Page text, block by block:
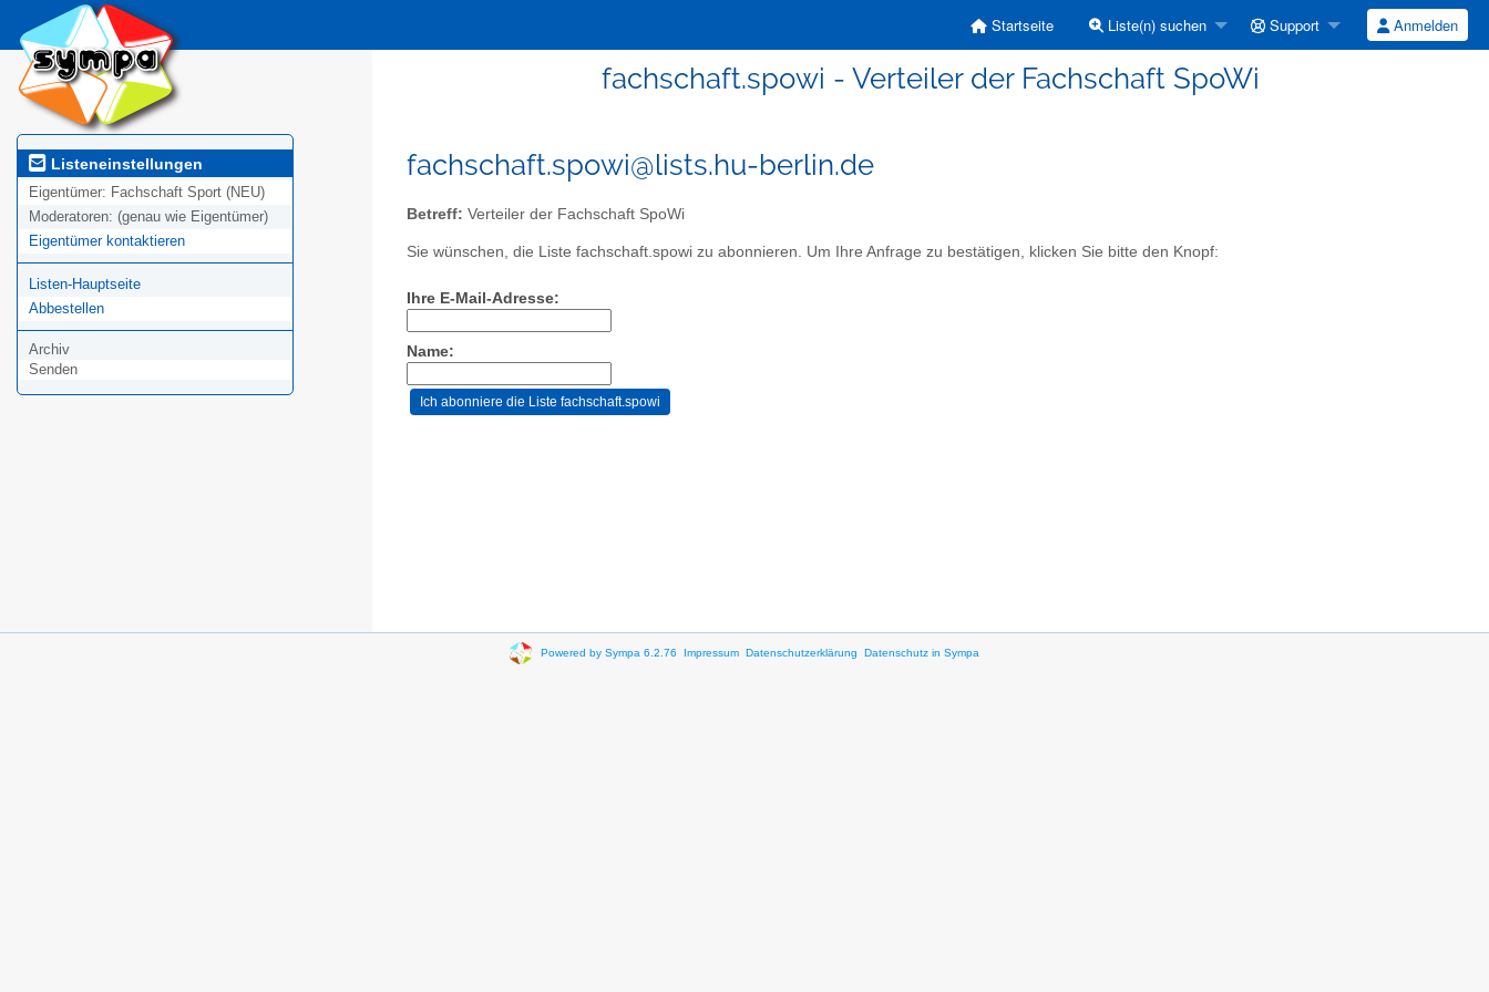
Startseite Liste(n) suchen Support Anmelden
fachschaft.spowi - Verteiler der Fachschaft SpoWi
Listeneinstellungen
Eigentümer: Fachschaft Sport (NEU)
Moderatoren: (genau wie Eigentümer)
Eigentümer kontaktieren
Listen-Hauptseite
Abbestellen
Archiv
Senden
fachschaft.spowi@lists.hu-berlin.de
Betreff: Verteiler der Fachschaft SpoWi
Sie wünschen, die Liste fachschaft.spowi zu abonnieren. Um Ihre Anfrage zu bestätigen, klicken Sie bitte den Knopf:
Ihre E-Mail-Adresse:
Name:
Powered by Sympa 6.2.76 Impressum Datenschutzerklärung Datenschutz in Sympa